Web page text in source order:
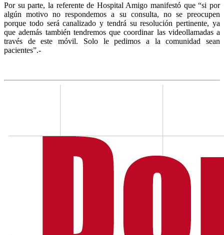
Por su parte, la referente de Hospital Amigo manifestó que “si por
algún motivo no respondemos a su consulta, no se preocupen
porque todo será canalizado y tendrá su resolución pertinente, ya
que además también tendremos que coordinar las videollamadas a
través de este móvil. Solo le pedimos a la comunidad sean
pacientes”.-